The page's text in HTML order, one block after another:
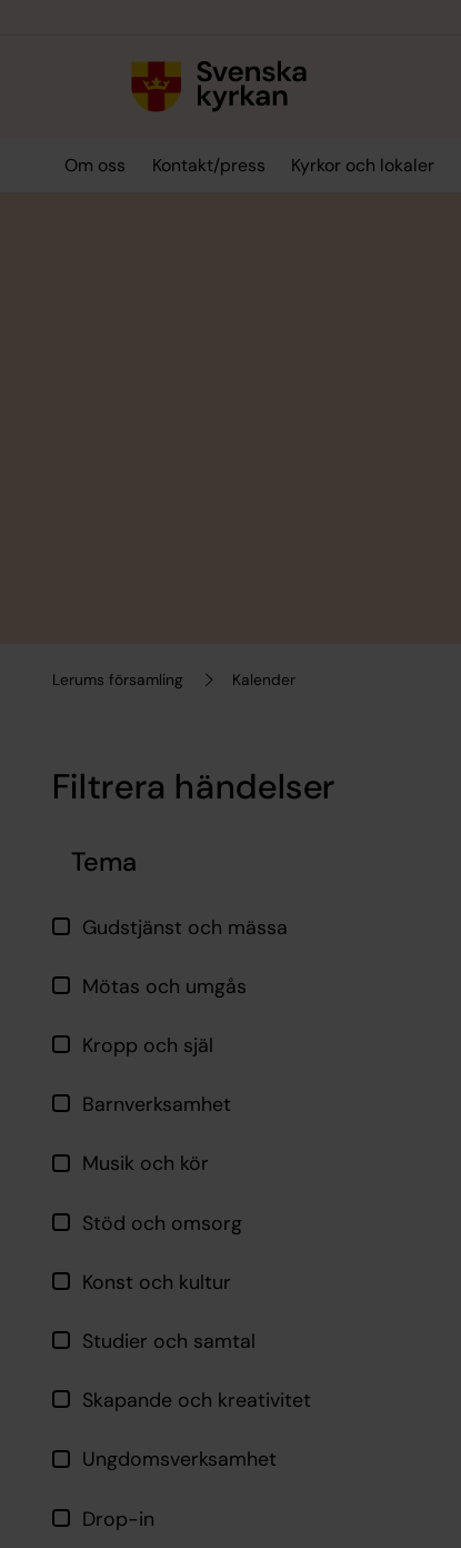
Om oss Kontakt/press Kyrkor och lokaler
Lerums församling Kalender
Filtrera händelser
Tema
Gudstjänst och mässa
Mötas och umgås
Kropp och själ
Barnverksamhet
Musik och kör
Stöd och omsorg
Konst och kultur
Studier och samtal
Skapande och kreativitet
Ungdomsverksamhet
Drop-in